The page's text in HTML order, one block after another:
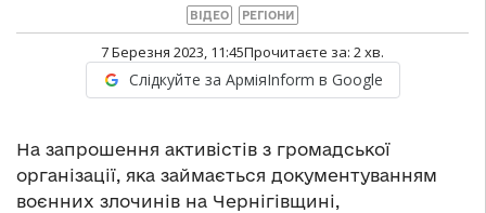
ВІДЕО РЕГІОНИ
7 Березня 2023, 11:45Прочитаєте за: 2хв.
Слідкуйте за АрміяInform в Google
На запрошення активістів з громадської
організації, яка займається документуванням
воєнних злочинів на Чернігівщині,